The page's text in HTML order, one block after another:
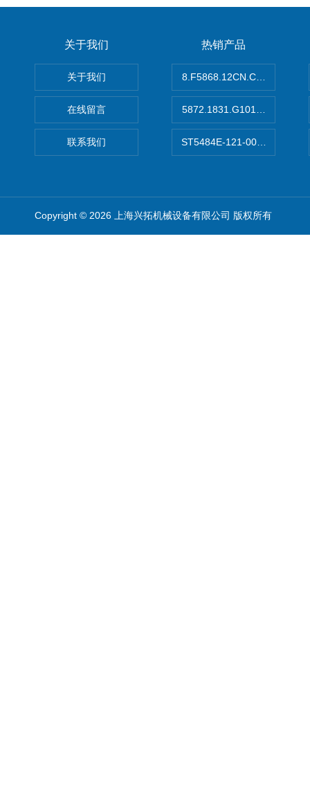
关于我们
关于我们
在线留言
联系我们
热销产品
8.F5868.12CN.C122德国
5872.1831.G101德国库伯勒
ST5484E-121-0032-00美国
Copyright © 2026 上海兴拓机械设备有限公司 版权所有